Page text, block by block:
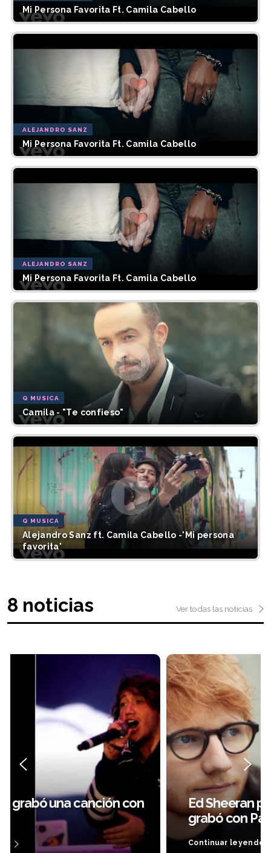
Mi Persona Favorita Ft. Camila Cabello
ALEJANDRO SANZ
Mi Persona Favorita Ft. Camila Cabello
ALEJANDRO SANZ
Mi Persona Favorita Ft. Camila Cabello
Q MUSICA
Camila - "Te confieso"
Q MUSICA
Alejandro Sanz ft. Camila Cabello -'Mi persona
favorita'
8 noticias Ver todas las noticias
Ed Sheeran presentó la canción que
grabó con Paulo Londra
Continuar leyendo